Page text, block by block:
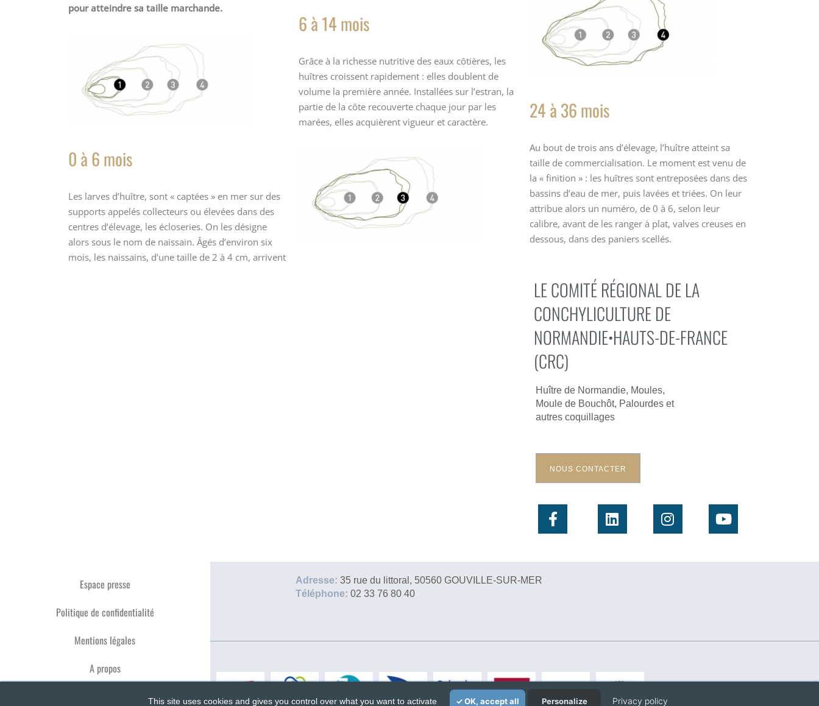
pour atteindre sa taille marchande.
0 à 6 mois
Les larves d’huître, sont « captées » en mer sur des
supports appelés collecteurs ou élevées dans des
centres d’élevage, les écloseries. On les désigne
alors sous le nom de naissain. Âgés d’environ six
mois, les naissains, d’une taille de 2 à 4 cm, arrivent
6 à 14 mois
Grâce à la richesse nutritive des eaux côtières, les
huîtres croissent rapidement : elles doublent de
volume la première année. Installées sur l’estran, la
partie de la côte recouverte chaque jour par les
marées, elles acquièrent vigueur et caractère.
24 à 36 mois
Au bout de trois ans d’élevage, l’huître atteint sa
taille de commercialisation. Le moment est venu de
la « finition » : les huîtres sont entreposées dans des
bassins d’eau de mer, puis lavées et triées. On leur
attribue alors un numéro, de 0 à 6, selon leur
calibre, avant de les ranger à plat, valves creuses en
dessous, dans des paniers scellés.
LE COMITÉ RÉGIONAL DE LA
CONCHYLICULTURE DE
NORMANDIE•HAUTS-DE-FRANCE
(CRC)
Huître de Normandie, Moules,
Moule de Bouchôt, Palourdes et
autres coquillages
NOUS CONTACTER
Espace presse
Politique de confidentialité
Mentions légales
A propos
Adresse: 35 rue du littoral, 50560 GOUVILLE-SUR-MER
Téléphone: 02 33 76 80 40
This site uses cookies and gives you control over what you want to activate OK, accept all Personalize Privacy policy